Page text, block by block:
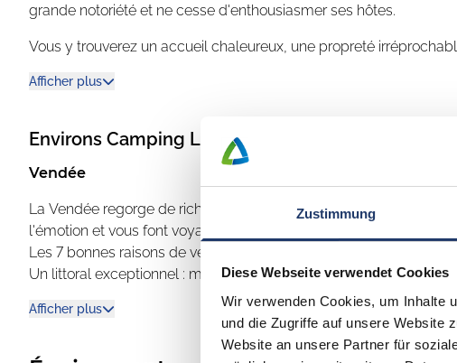
Zustimmung
Diese Webseite verwendet Cookies
Wir verwenden Cookies, um Inhalte
und die Zugriffe auf unsere Website
Website an unsere Partner für
grande notoriété et ne cesse d'enthousiasmer ses hôtes.
Vous y trouverez un accueil chaleureux, une propreté
Le Yelloh ! Village Le Pin Parasol est devenu un établissement à
ses 2 grands parcs aquatiques. 5.000 m² de plaisir : lagon,
de 50 mètres et un espace balnéothérapie gratuit.
Se détendre en faisant du sport et en s'amusant ou profiter du
C'est l'un des points forts du Yelloh ! Village Le Pin Parasol :
seul camping. Combinez les deux espaces selon vos envies :
moments de plaisir et de convivialité. L'espace Pin Parasol
être, la détente et la remise en forme feront de vos vacances
Sur place, vous pouvez passer vos vacances sur des
Afficher plus
Environs Camping Le Pin Parasol
Vendée
La Vendée regorge de richesses ! Des lieux merveilleux,
l'émotion et vous font voyager.
Les 7 bonnes raisons de venir se ressourcer en Vendée :
Un littoral exceptionnel : magnifiques plages de sable fin,
Des îles au charme indéniable : l'île de Noirmoutier et l'île d'Yeu
Une terre d'histoire et de culture : un riche patrimoine à
Afficher plus